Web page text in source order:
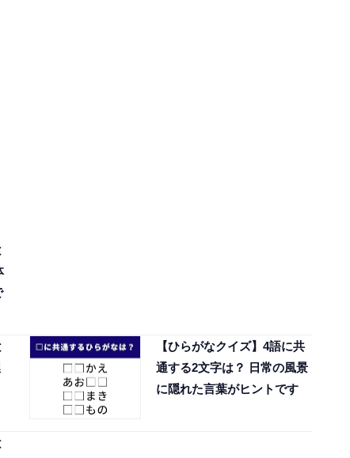
【ひらがなクイズ】4語に共
通する2文字は？ 日常の風景
に隠れた言葉がヒントです